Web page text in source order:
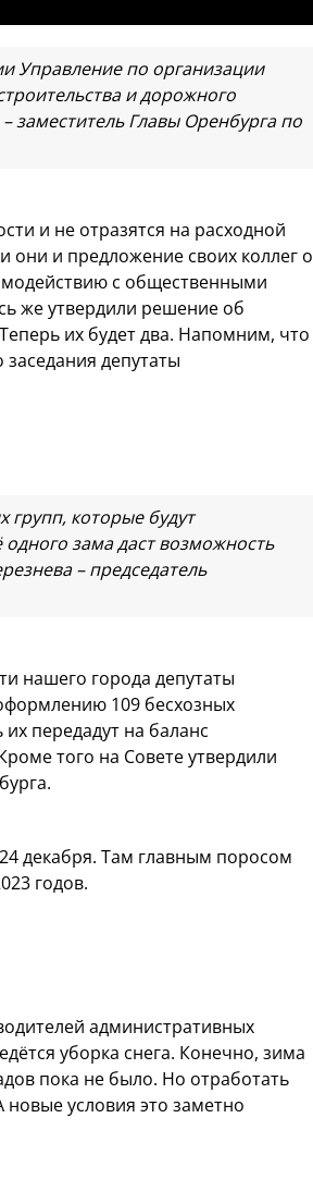
Управление по организации
и дорожного
заместитель Главы Оренбурга по
и не отразятся на расходной
и предложение своих коллег о
с общественными
же утвердили решение об
их будет два. Напомним, что
депутаты
групп, которые будут
зама даст возможность
– председатель
нашего города депутаты
109 бесхозных
передадут на баланс
того на Совете утвердили
декабря. Там главным поросом
годов.
административных
уборка снега. Конечно, зима
пока не было. Но отработать
новые условия это заметно